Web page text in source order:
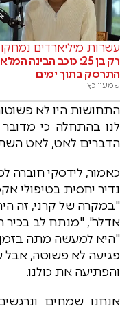
עשרות מיליארדים נמחקו
רק בן 25: כוכב הבינה
התרסק בתוך ימים
שמעון כץ
התחושות היו לא
לנו בהתחלה כי
הדברים לאט, לאט
כאמור, לידסקי חוברה
נדיר יחסית בטיפולי
"במקרה של קרני, זה
אדלר", "מנתח לב
"היא למעשה מתה
פגיעה לא פשוטה,
והפתיעה את כולנו.
אנחנו שמחים